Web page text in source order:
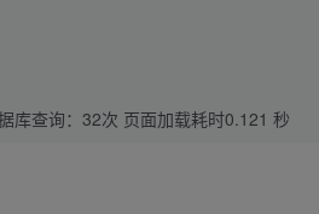
库查询：32次 页面加载耗时0.121 秒